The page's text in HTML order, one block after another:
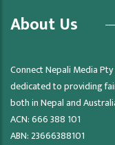
About Us
Connect Nepali Media
dedicated to providing
both in Nepal and
ACN: 666 388 101
ABN: 23666388101